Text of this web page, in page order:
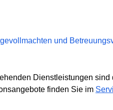
und
Dienstleistungen
finden Sie im